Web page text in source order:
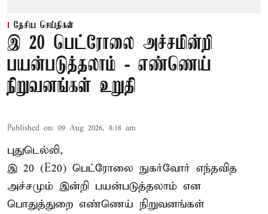
தேசிய செய்திகள்
இ 20 பெட்ரோலை அச்சமின்றி
பயன்படுத்தலாம் - எண்ணெய்
நிறுவனங்கள் உறுதி
Published on: 09 Aug 2026, 8:18 am
புதுடெல்லி,
இ 20 (E20) பெட்ரோலை நுகர்வோர் எந்தவித
அச்சமும் இன்றி பயன்படுத்தலாம் என
பொதுத்துறை எண்ணெய் நிறுவனங்கள்